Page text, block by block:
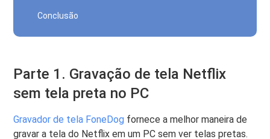
Conclusão
Parte 1. Gravação de tela Netflix
sem tela preta no PC
Gravador de tela FoneDog fornece a melhor maneira de
gravar a tela do Netflix em um PC sem ver telas pretas.